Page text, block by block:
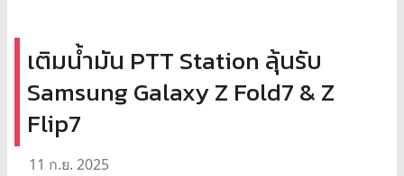
เติมน้ำมัน PTT Station ลุ้นรับ
Samsung Galaxy Z Fold7 & Z
Flip7
11 ก.ย. 2025